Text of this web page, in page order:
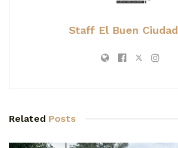
Staff El Buen
Related Posts